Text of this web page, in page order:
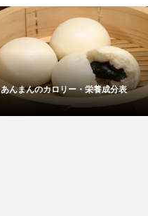
大豆油のカロリー・栄養成分表